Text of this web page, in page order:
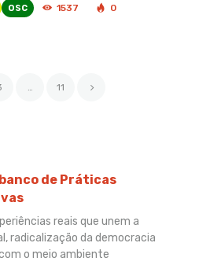
osc 1537 0
11
de Práticas
reais que unem a
radicalização da democracia
o meio ambiente